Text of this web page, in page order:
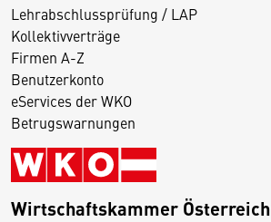
Lehrabschlussprüfung / LAP
Kollektivverträge
Firmen A-Z
Benutzerkonto
eServices der WKO
Betrugswarnungen
Wirtschaftskammer Österreich